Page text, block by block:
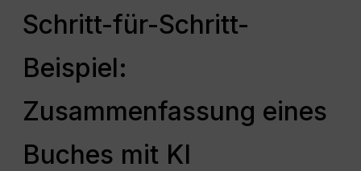
Schritt-für-Schritt-
Beispiel:
Zusammenfassung eines
Buches mit KI